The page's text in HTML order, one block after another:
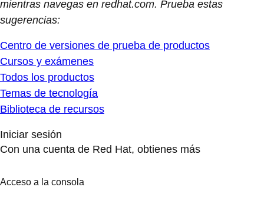
mientras navegas en redhat.com. Prueba estas
sugerencias:
Centro de versiones de prueba de productos
Cursos y exámenes
Todos los productos
Temas de tecnología
Biblioteca de recursos
Iniciar sesión
Con una cuenta de Red Hat, obtienes más
Acceso a la consola